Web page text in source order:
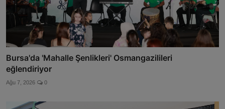
Bursa'da 'Mahalle Şenlikleri' Osmangazilileri
eğlendiriyor
Ağu 7, 2026 0